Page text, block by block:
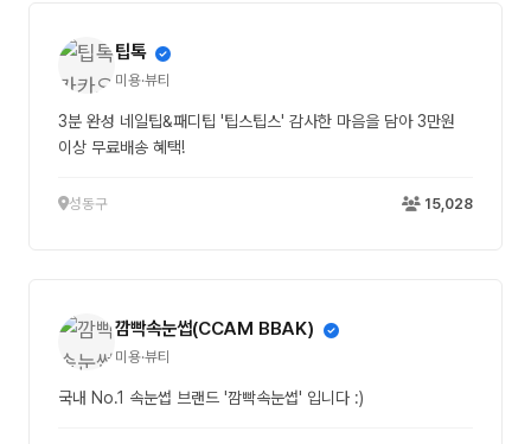
팁톡
미용·뷰티
3분 완성 네일팁&패디팁 '팁스팁스' 감사한 마음을 담아 3만원
이상 무료배송 혜택!
성동구 15,028
깜빡속눈썹(CCAM BBAK)
미용·뷰티
국내 No.1 속눈썹 브랜드 '깜빡속눈썹' 입니다 :)